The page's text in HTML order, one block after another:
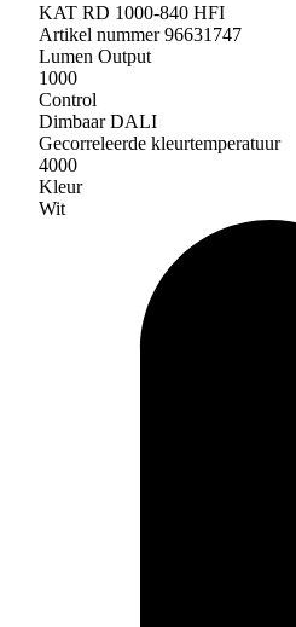
KAT RD 1000-840 HFI
Artikel nummer 96631747
Lumen Output
1000
Control
Dimbaar DALI
Gecorreleerde kleurtemperatuur
4000
Kleur
Wit